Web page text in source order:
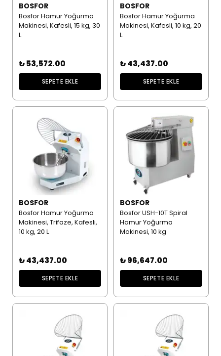
BOSFOR
Bosfor Hamur Yoğurma
Makinesi, Kafesli, 15 kg, 30
L
₺ 53,572.00
SEPETE EKLE
BOSFOR
Bosfor Hamur Yoğurma
Makinesi, Kafesli, 10 kg, 20
L
₺ 43,437.00
SEPETE EKLE
BOSFOR
Bosfor Hamur Yoğurma
Makinesi, Trifaze, Kafesli,
10 kg, 20 L
₺ 43,437.00
SEPETE EKLE
BOSFOR
Bosfor USH-10T Spiral
Hamur Yoğurma
Makinesi, 10 kg
₺ 96,647.00
SEPETE EKLE